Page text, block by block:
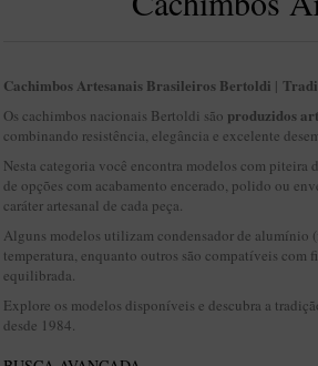
Cachimbos Artesanais Brasileiros Bertoldi |
Os cachimbos nacionais Bertoldi são produzidos
combinando resistência, elegância e excelente
Nesta categoria você encontra modelos com
de opções com acabamento encerado, polido ou
caráter artesanal de cada peça.
Alguns modelos utilizam condensador de alumínio
temperatura, enquanto outros são compatíveis
equilibrada.
Explore os modelos disponíveis e descubra a
desde 1984.